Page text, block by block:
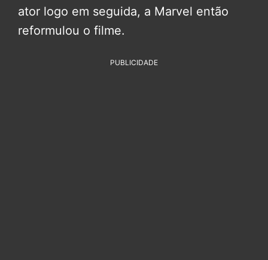
ator logo em seguida, a Marvel então
reformulou o filme.
PUBLICIDADE